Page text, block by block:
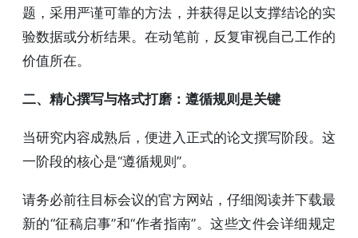
题，采用严谨可靠的方法，并获得足以支撑结论的实
验数据或分析结果。在动笔前，反复审视自己工作的
价值所在。
二、精心撰写与格式打磨：遵循规则是关键
当研究内容成熟后，便进入正式的论文撰写阶段。这
一阶段的核心是“遵循规则”。
请务必前往目标会议的官方网站，仔细阅读并下载最
新的“征稿启事”和“作者指南”。这些文件会详细规定